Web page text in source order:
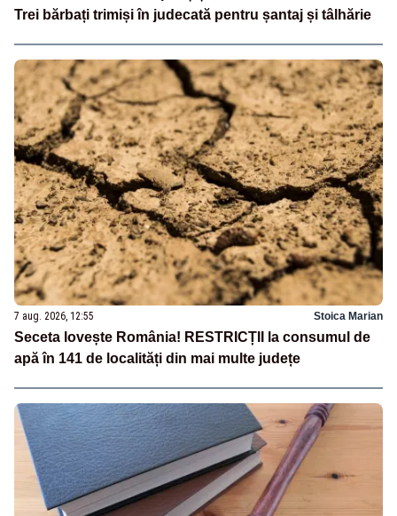
Trei bărbați trimiși în judecată pentru șantaj și tâlhărie
7 aug. 2026, 12:55 Stoica Marian
Seceta lovește România! RESTRICȚII la consumul de
apă în 141 de localități din mai multe județe